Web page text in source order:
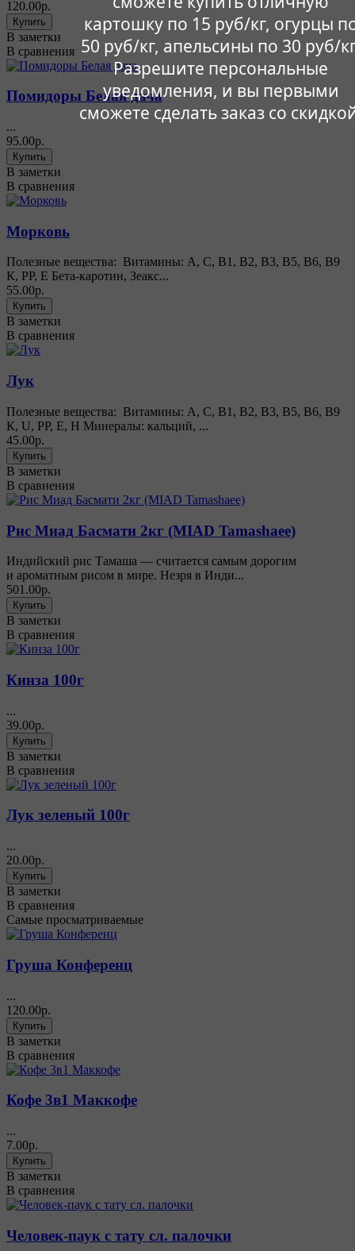
картошку по 15 руб/кг, огурцы
50 руб/кг, апельсины по 30 руб/
Разрешите персональные
уведомления, и вы первыми
сможете сделать заказ со
120.00р.
В заметки
В сравнения
Помидоры Белая дача
...
95.00р.
В заметки
В сравнения
Морковь
Полезные вещества: Витамины: А, С, В1, В2, В3, В5, В6, В9
К, РР, Е Бета-каротин, Зеакс...
55.00р.
В заметки
В сравнения
Лук
Полезные вещества: Витамины: А, С, В1, В2, В3, В5, В6, В9
К, U, РР, Е, Н Минералы: кальций, ...
45.00р.
В заметки
В сравнения
Рис Миад Басмати 2кг (MIAD Tamashaee)
Индийский рис Тамаша — считается самым дорогим
и ароматным рисом в мире. Незря в Инди...
501.00р.
В заметки
В сравнения
Кинза 100г
...
39.00р.
В заметки
В сравнения
Лук зеленый 100г
...
20.00р.
В заметки
В сравнения
Самые просматриваемые
Груша Конференц
...
120.00р.
В заметки
В сравнения
Кофе 3в1 Маккофе
...
7.00р.
В заметки
В сравнения
Человек-паук с тату сл. палочки